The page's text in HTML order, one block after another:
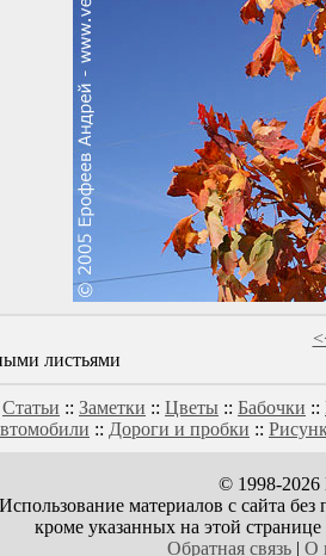
листьями
Статьи :: Заметки :: Цветы :: Бабочки ::
:: Дороги и пробки ::
© 1998-2026
Использование материалов с сайта
кроме указанных на этой странице
Обратная связь | О